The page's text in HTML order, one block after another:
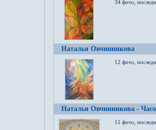
34 фото,
Наталья Овчинникова
12 фото,
Наталья Овчинникова -
11 фото,